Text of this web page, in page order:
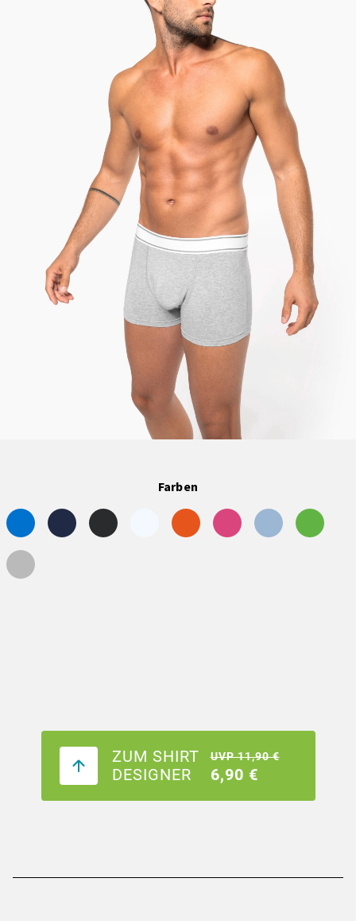
Farben
ZUM SHIRT
DESIGNER
UVP 11,90 €
6,90 €